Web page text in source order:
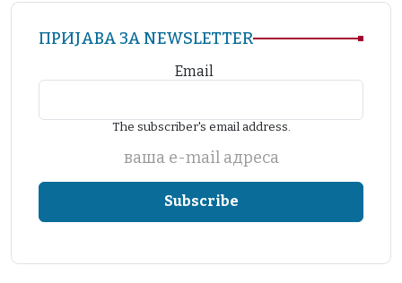
ПРИЈАВА ЗА NEWSLETTER
Email
The subscriber's email address.
ваша е-mail адреса